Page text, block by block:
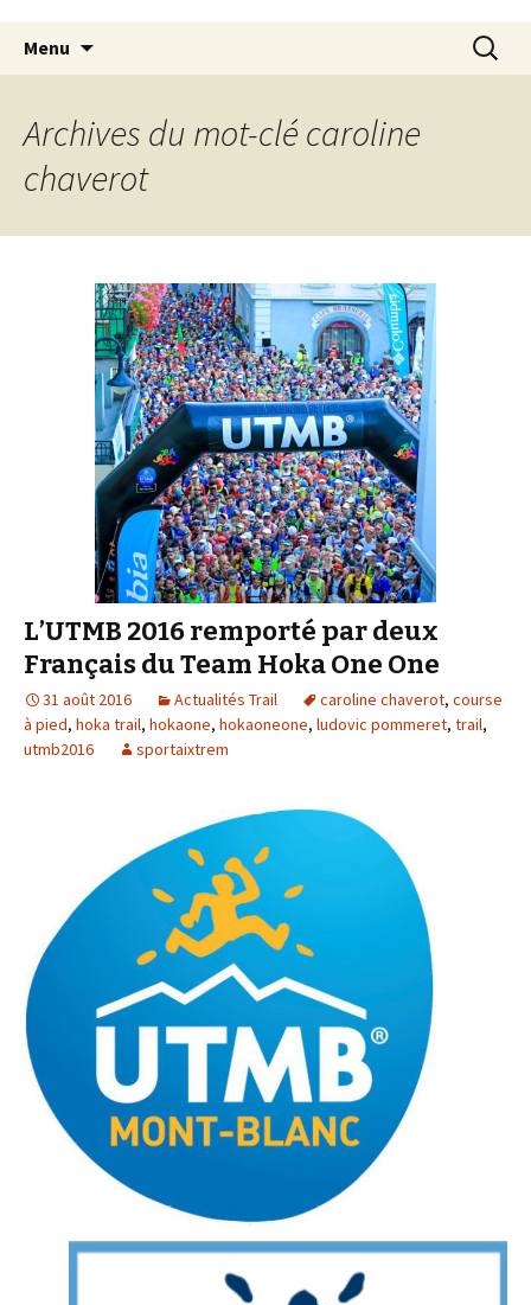
Menu
principal
Archives du mot-clé caroline
chaverot
L’UTMB 2016 remporté par deux
Français du Team Hoka One One
31 août 2016 Actualités Trail caroline chaverot, course
à pied, hoka trail, hokaone, hokaoneone, ludovic pommeret, trail,
utmb2016
sportaixtrem